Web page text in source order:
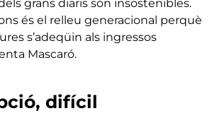
grans diaris són insostenibles.
és el relleu generacional perquè
s’adeqüin als ingressos
Mascaró.
difícil